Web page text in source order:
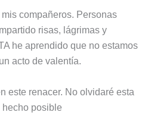
compañeros. Personas
risas, lágrimas y
he aprendido que no estamos
acto de valentía.
este renacer. No olvidaré esta
posible